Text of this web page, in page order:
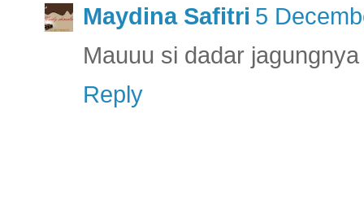
Maydina Safitri 5
Mauuu si dadar
Reply